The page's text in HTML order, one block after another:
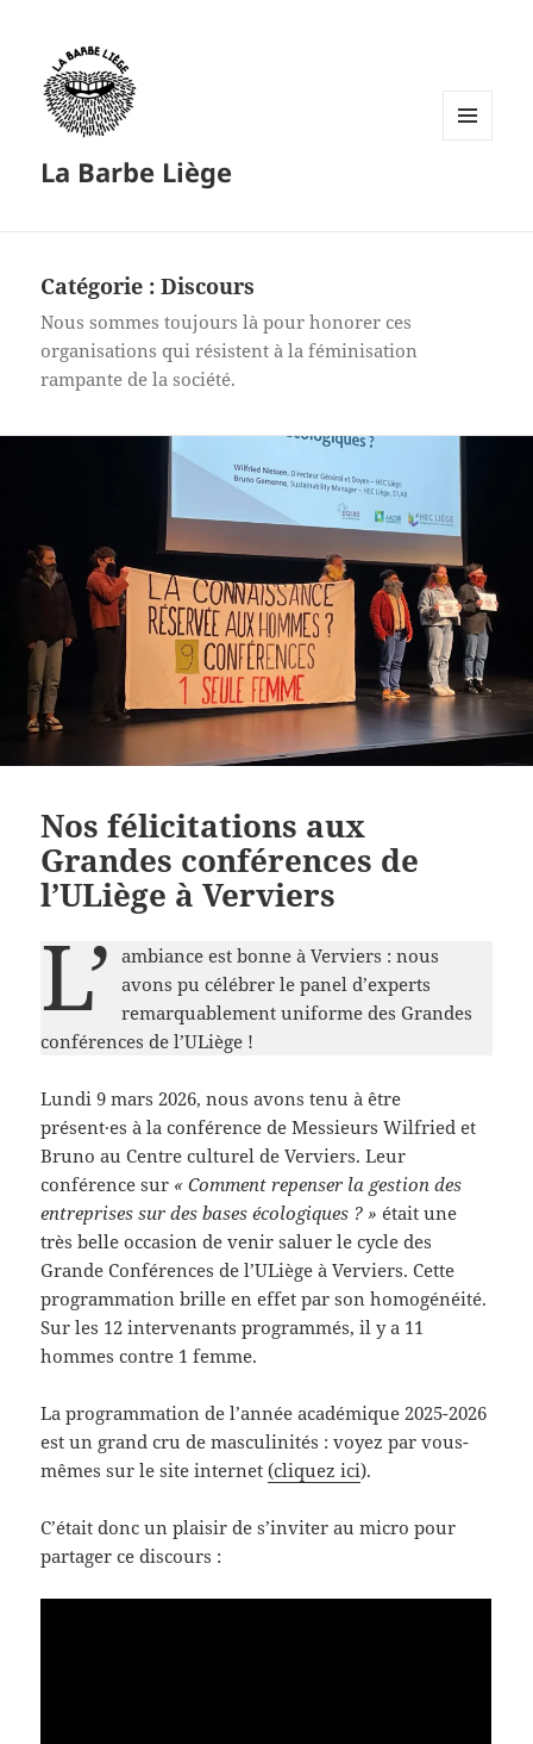
La Barbe Liège
Catégorie :Discours
Nous sommes toujours là pour honorer ces
organisations qui résistent à la féminisation
rampante de la société.
Nos félicitations aux
Grandes conférences de
l’ULiège à Verviers
L’ ambiance est bonne à Verviers : nous
avons pu célébrer le panel d’experts
remarquablement uniforme des Grandes
conférences de l’ULiège !
Lundi 9 mars 2026, nous avons tenu à être
présent·es à la conférence de Messieurs Wilfried et
Bruno au Centre culturel de Verviers. Leur
conférence sur « Comment repenser la gestion des
entreprises sur des bases écologiques ? » était une
très belle occasion de venir saluer le cycle des
Grande Conférences de l’ULiège à Verviers. Cette
programmation brille en effet par son homogénéité.
Sur les 12 intervenants programmés, il y a 11
hommes contre 1 femme.
La programmation de l’année académique 2025-2026
est un grand cru de masculinités : voyez par vous-
mêmes sur le site internet(cliquez ici).
C’était donc un plaisir de s’inviter au micro pour
partager ce discours :